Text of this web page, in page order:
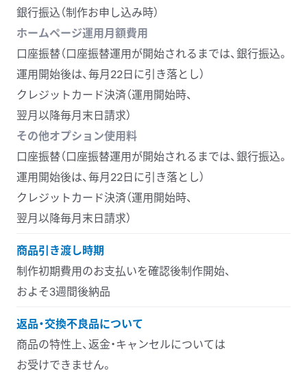
銀行振込（制作お申し込み時）
ホームページ運用月額費用
口座振替（口座振替運用が開始されるまでは、 銀行振込。
運用開始後は、 毎月22日に引き落とし）
クレジットカード決済（運用開始時、
翌月以降毎月末日請求）
その他オプション使用料
口座振替（口座振替運用が開始されるまでは、 銀行振込。
運用開始後は、 毎月22日に引き落とし）
クレジットカード決済（運用開始時、
翌月以降毎月末日請求）
商品引き渡し時期
制作初期費用のお支払いを確認後制作開始、
およそ3週間後納品
返品・交換不良品について
商品の特性上、 返金・キャンセルについては
お受けできません。